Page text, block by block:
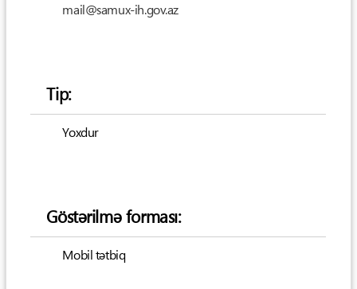
mail@samux-ih.gov.az
Tip:
Yoxdur
Göstərilmə forması:
Mobil tətbiq